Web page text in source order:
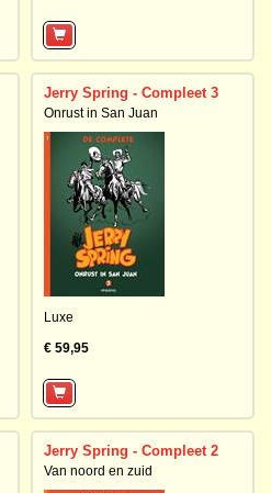
Jerry Spring - Compleet 3
Onrust in San Juan
Luxe
€ 59,95
Jerry Spring - Compleet 2
Van noord en zuid